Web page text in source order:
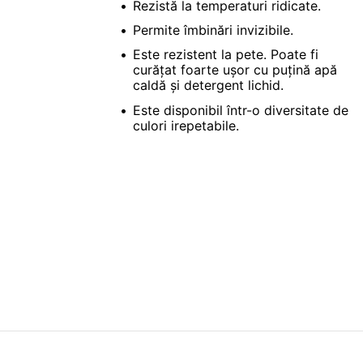
Rezistă la temperaturi ridicate.
Permite îmbinări invizibile.
Este rezistent la pete. Poate fi
curățat foarte ușor cu puțină apă
caldă și detergent lichid.
Este disponibil într-o diversitate de
culori irepetabile.